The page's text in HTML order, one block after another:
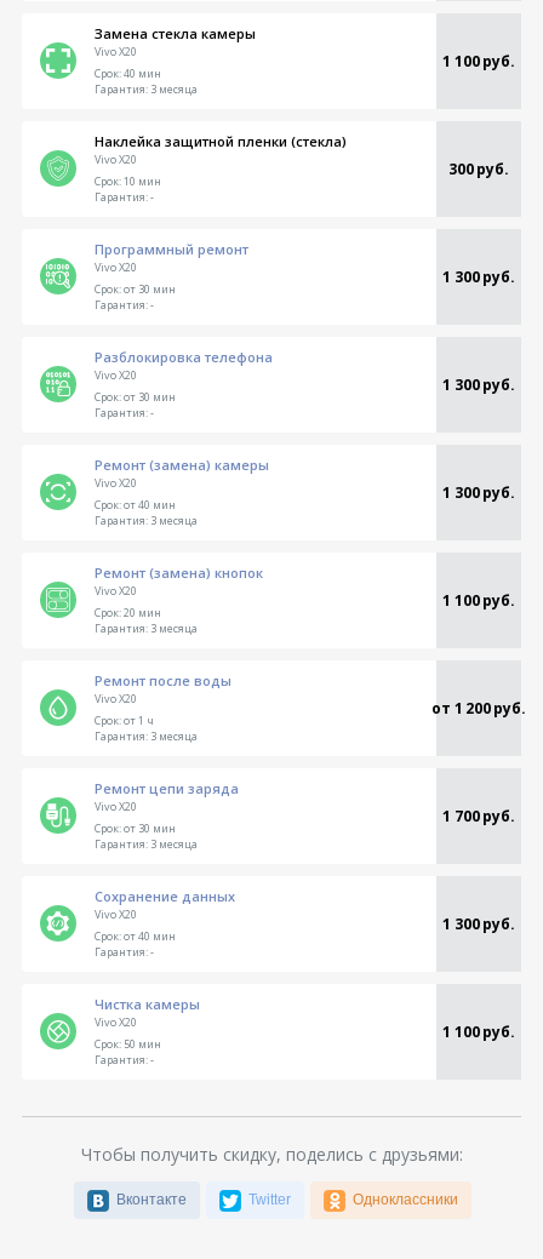
Замена стекла камеры
Vivo X20 1 100 руб.
Срок:40 мин
Гарантия:3 месяца
Наклейка защитной пленки (стекла)
Vivo X20 300 руб.
Срок:10 мин
Гарантия:-
Программный ремонт
Vivo X20 1 300 руб.
Срок:от 30 мин
Гарантия:-
Разблокировка телефона
Vivo X20 1 300 руб.
Срок:от 30 мин
Гарантия:-
Ремонт (замена) камеры
Vivo X20 1 300 руб.
Срок:от 40 мин
Гарантия:3 месяца
Ремонт (замена) кнопок
Vivo X20 1 100 руб.
Срок:20 мин
Гарантия:3 месяца
Ремонт после воды
Vivo X20 от 1 200 руб.
Срок:от 1 ч
Гарантия:3 месяца
Ремонт цепи заряда
Vivo X20 1 700 руб.
Срок:от 30 мин
Гарантия:3 месяца
Сохранение данных
Vivo X20 1 300 руб.
Срок:от 40 мин
Гарантия:-
Чистка камеры
Vivo X20 1 100 руб.
Срок:50 мин
Гарантия:-
Чтобы получить скидку, поделись с друзьями:
Вконтакте Twitter Одноклассники